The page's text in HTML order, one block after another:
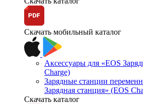
Скачать мобильный каталог
Аксессуары для «EOS
Charge)
Зарядные станции
Зарядная станция» (EOS
Скачать каталог